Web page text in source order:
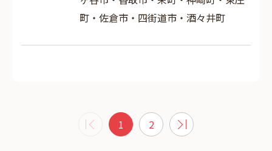
町・佐倉市・四街道市・酒々井町
1 2